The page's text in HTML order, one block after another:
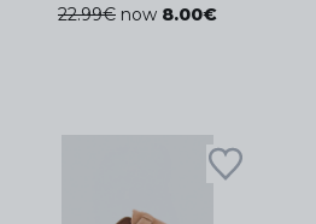
22.99€ now 8.00€